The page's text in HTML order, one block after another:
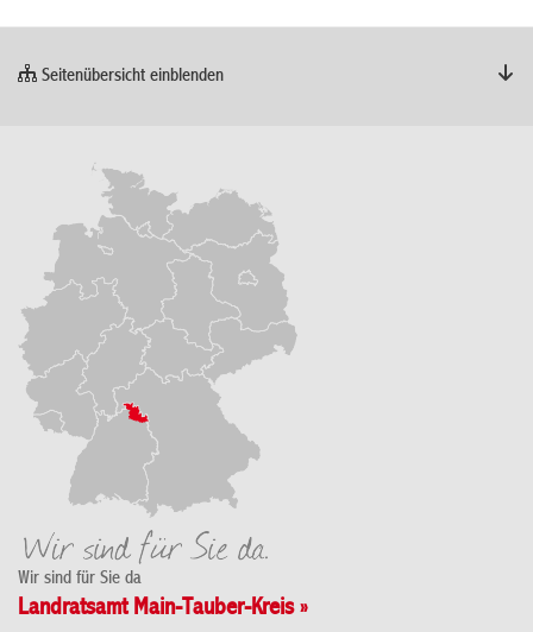
Seitenübersicht einblenden
Wir sind für Sie da
Landratsamt Main-Tauber-Kreis »